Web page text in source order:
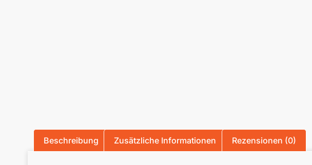
Beschreibung Zusätzliche Informationen Rezensionen (0)